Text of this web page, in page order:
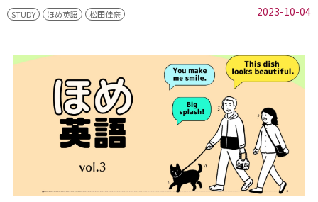
STUDY ほめ英語 松田佳奈 2023-10-04